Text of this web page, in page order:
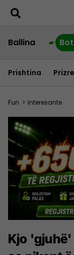
Ballina
Prishtina
Fun > Interesante
Kjo